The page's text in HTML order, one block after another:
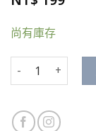
尚有庫存
紫蕾絲 數量